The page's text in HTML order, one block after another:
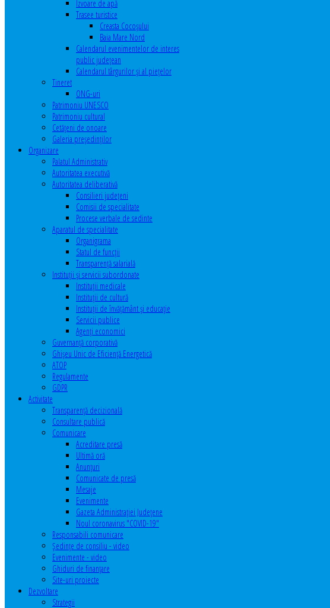
Izvoare de apă
Trasee turistice
Creasta Cocoșului
Baia Mare Nord
Calendarul evenimentelor de interes
public judeţean
Calendarul târgurilor şi al pieţelor
Tineret
ONG-uri
Patrimoniu UNESCO
Patrimoniu cultural
Cetăţeni de onoare
Galeria președinților
Organizare
Palatul Administrativ
Autoritatea executivă
Autoritatea deliberativă
Consilieri judeţeni
Comisii de specialitate
Procese verbale de sedinte
Aparatul de specialitate
Organigrama
Statul de funcții
Transparență salarială
Instituţii şi servicii subordonate
Instituţii medicale
Instituţii de cultură
Instituţii de învăţământ şi educaţie
Servicii publice
Agenţi economici
Guvernanță corporativă
Ghişeu Unic de Eficienţă Energetică
ATOP
Regulamente
GDPR
Activitate
Transparenţă decizională
Consultare publică
Comunicare
Acreditare presă
Ultimă oră
Anunţuri
Comunicate de presă
Mesaje
Evenimente
Gazeta Administraţiei Judeţene
Noul coronavirus "COVID-19"
Responsabili comunicare
Şedinţe de consiliu - video
Evenimente - video
Ghiduri de finanţare
Site-uri proiecte
Dezvoltare
Strategii